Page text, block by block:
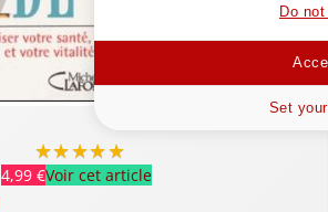
★★★★★
4,99 €Voir cet article
Do
Set